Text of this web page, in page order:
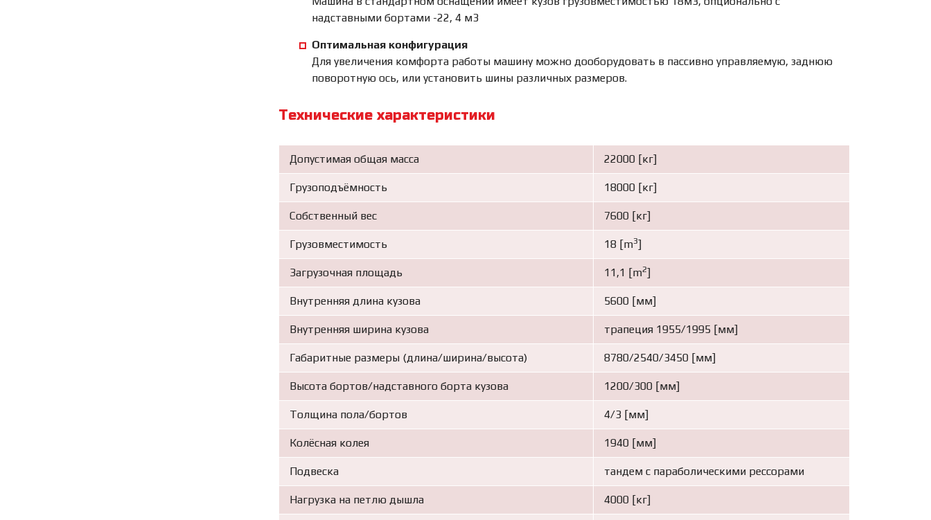
надставными бортами -22, 4 м3
Оптимальная конфигурация
Для увеличения комфорта работы машину можно дооборудовать в пассивно управляемую, заднюю
поворотную ось, или установить шины различных размеров.
Технические характеристики
Допустимая общая масса 22000 [кг]
Грузоподъёмность 18000 [кг]
Собственный вес 7600 [кг]
Грузовместимость 18 [m3]
Загрузочная площадь 11,1 [m2]
Внутренняя длина кузова 5600 [мм]
Внутренняя ширина кузова трапеция 1955/1995 [мм]
Габаритные размеры (длина/ширина/высота) 8780/2540/3450 [мм]
Высота бортов/надставного борта кузова 1200/300 [мм]
Толщина пола/бортов 4/3 [мм]
Колёсная колея 1940 [мм]
Подвеска тандем с параболическими рессорами
Нагрузка на петлю дышла 4000 [кг]